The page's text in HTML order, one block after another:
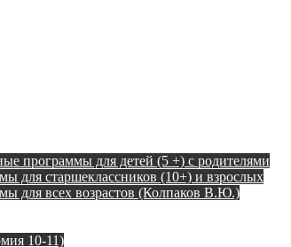
программы для детей (5 +) с родителями
для старшеклассников (10+) и взрослых
для всех возрастов (Колпаков В.Ю.)
10-11)